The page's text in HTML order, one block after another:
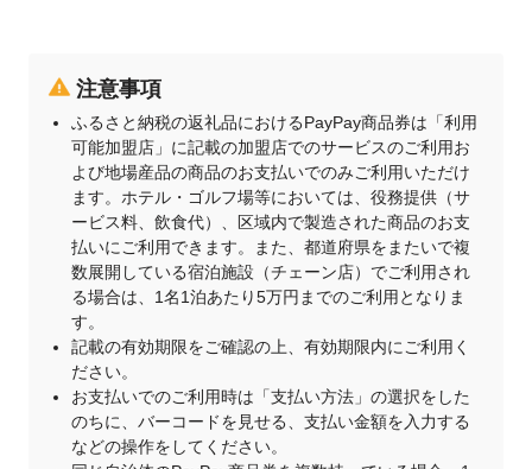
注意事項
ふるさと納税の返礼品におけるPayPay商品券は「利用
可能加盟店」に記載の加盟店でのサービスのご利用お
よび地場産品の商品のお支払いでのみご利用いただけ
ます。ホテル・ゴルフ場等においては、役務提供（サ
ービス料、飲食代）、区域内で製造された商品のお支
払いにご利用できます。また、都道府県をまたいで複
数展開している宿泊施設（チェーン店）でご利用され
る場合は、1名1泊あたり5万円までのご利用となりま
す。
記載の有効期限をご確認の上、有効期限内にご利用く
ださい。
お支払いでのご利用時は「支払い方法」の選択をした
のちに、バーコードを見せる、支払い金額を入力する
などの操作をしてください。